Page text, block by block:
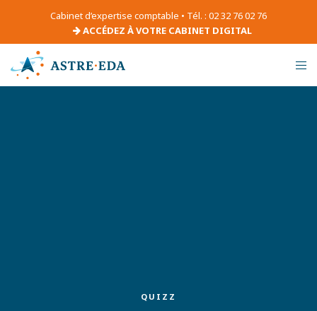
Cabinet d’expertise comptable • Tél. : 02 32 76 02 76
ACCÉDEZ À VOTRE CABINET DIGITAL
QUIZZ